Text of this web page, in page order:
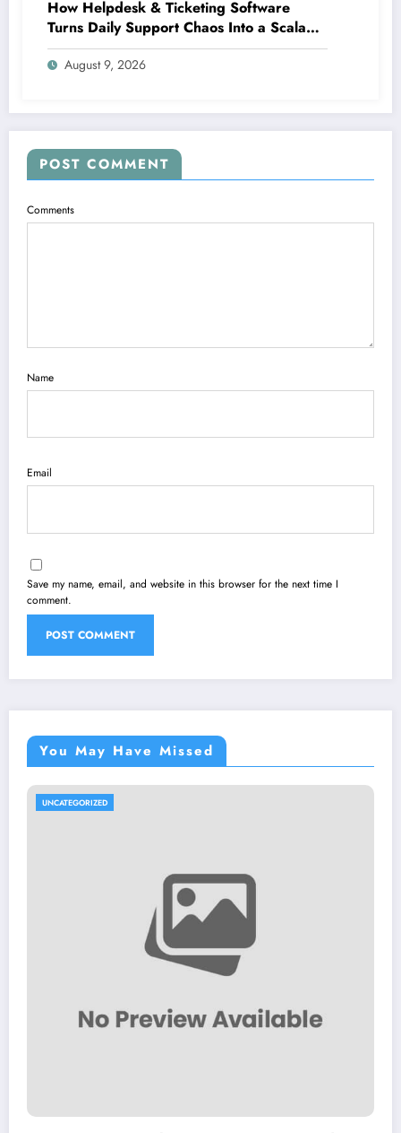
How Helpdesk & Ticketing Software
Turns Daily Support Chaos Into a Scalable
Growth Engine
August 9, 2026
POST COMMENT
Comments
Name
Email
Save my name, email, and website in this browser for the next time I
comment.
You May Have Missed
UNCATEGORIZED